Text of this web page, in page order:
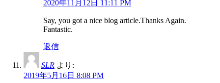
2020年11月12日 11:11 PM
Say, you got a nice blog article.Thanks Again.
Fantastic.
返信
SLR より:
2019年5月16日 8:08 PM